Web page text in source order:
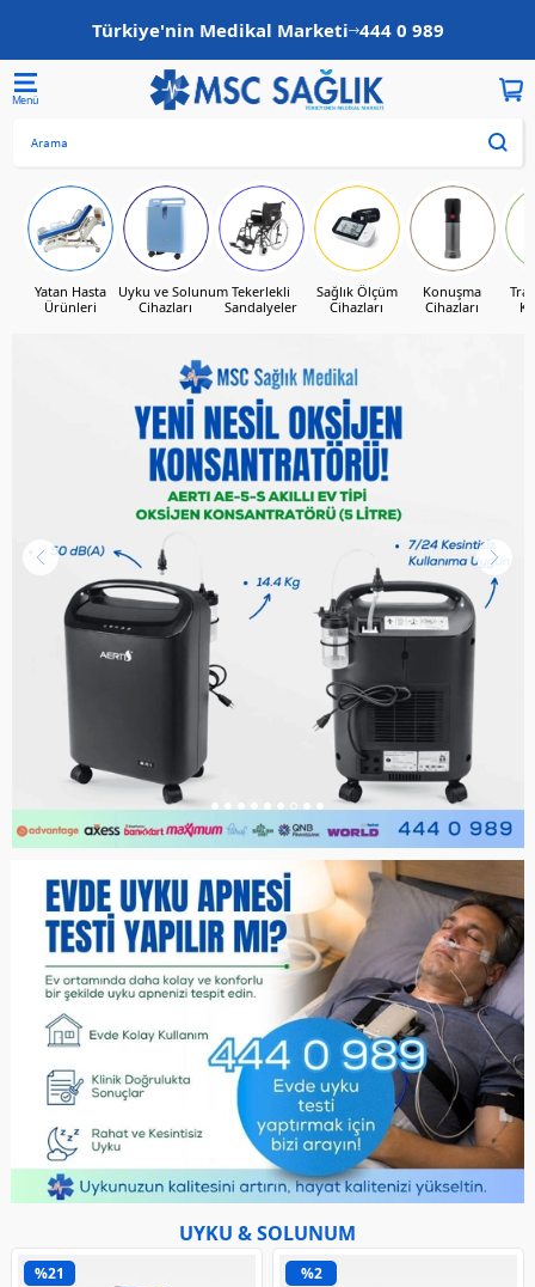
Türkiye'nin Medikal Marketi 444 0 989
Yatan Hasta
Ürünleri
Uyku ve Solunum
Cihazları
Tekerlekli
Sandalyeler
Sağlık Ölçüm
Cihazları
Konuşma
Cihazları
UYKU & SOLUNUM
%21 %2